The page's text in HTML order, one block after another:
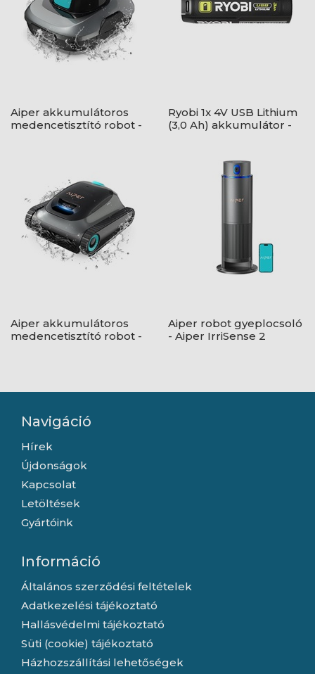
Aiper akkumulátoros
medencetisztító robot -
Ryobi 1x 4V USB Lithium
(3,0 Ah) akkumulátor -
Aiper akkumulátoros
medencetisztító robot -
Aiper robot gyeplocsoló
- Aiper IrriSense 2
Navigáció
Hírek
Újdonságok
Kapcsolat
Letöltések
Gyártóink
Információ
Általános szerződési feltételek
Adatkezelési tájékoztató
Hallásvédelmi tájékoztató
Süti (cookie) tájékoztató
Házhozszállítási lehetőségek